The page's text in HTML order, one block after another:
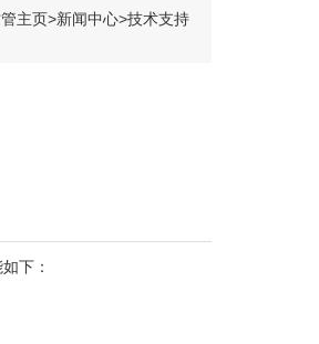
主页>新闻中心>技术支持
下：